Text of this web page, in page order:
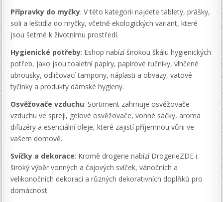
Přípravky do myčky: V této kategorii najdete tablety, prášky,
soli a leštidla do myčky, včetně ekologických variant, které
jsou šetrné k životnímu prostředí.
Hygienické potřeby: Eshop nabízí širokou škálu hygienických
potřeb, jako jsou toaletní papíry, papírové ručníky, vlhčené
ubrousky, odličovací tampony, náplasti a obvazy, vatové
tyčinky a produkty dámské hygieny.
Osvěžovače vzduchu: Sortiment zahrnuje osvěžovače
vzduchu ve spreji, gelové osvěžovače, vonné sáčky, aroma
difuzéry a esenciální oleje, které zajistí příjemnou vůni ve
vašem domově.
Svíčky a dekorace: Kromě drogerie nabízí DrogerieZDE i
široký výběr vonných a čajových svíček, vánočních a
velikonočních dekorací a různých dekorativních doplňků pro
domácnost.